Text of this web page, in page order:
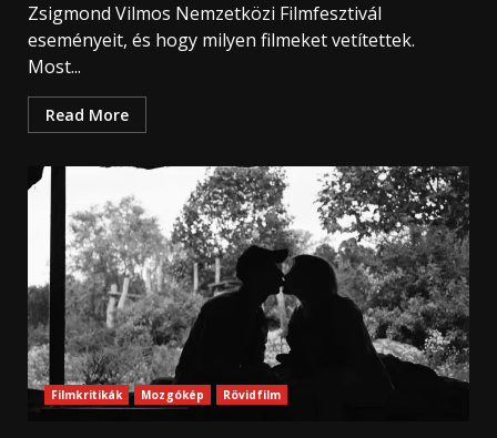
Zsigmond Vilmos Nemzetközi Filmfesztivál
eseményeit, és hogy milyen filmeket vetítettek.
Most...
Read More
Filmkritikák Mozgókép Rövidfilm